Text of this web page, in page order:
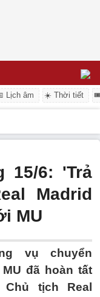
Lịch âm ☀️ Thời tiết
15/6: 'Trả
Madrid
MU
vụ chuyển
đã hoàn tất
tịch Real